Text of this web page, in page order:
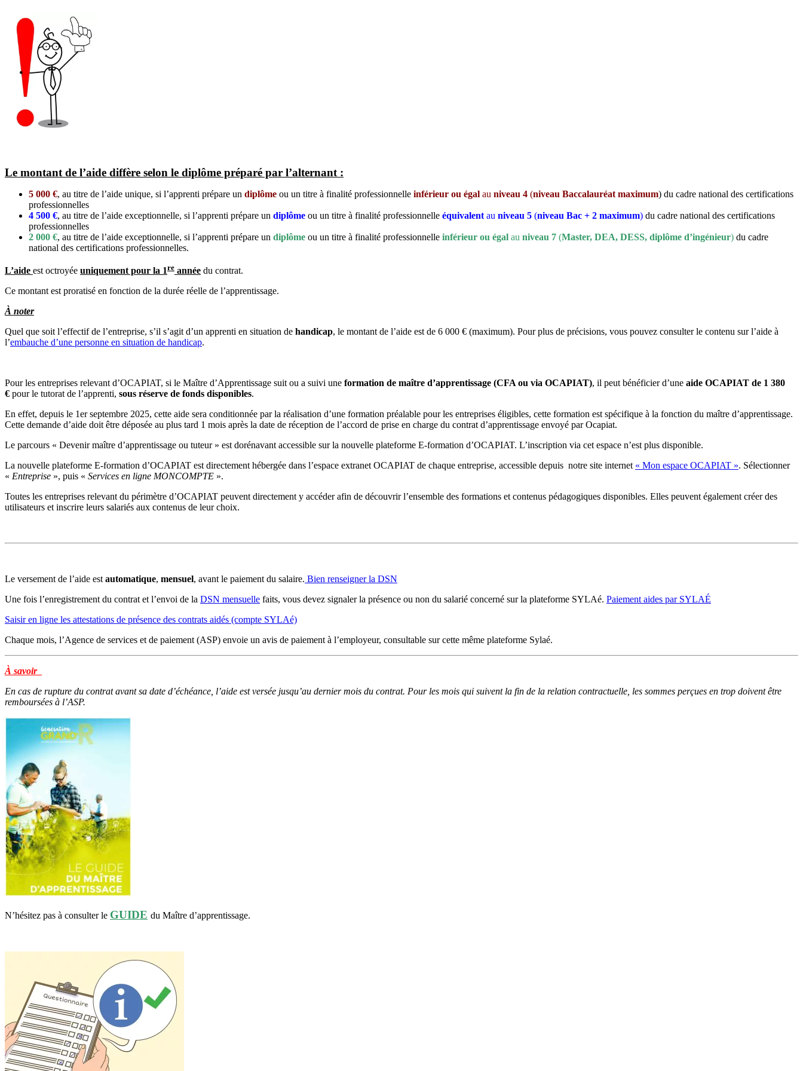
Le montant de l’aide diffère selon le diplôme préparé par l’alternant :
5 000 €, au titre de l’aide unique, si l’apprenti prépare un diplôme ou un titre à finalité professionnelle inférieur ou égal au niveau 4 (niveau Baccalauréat maximum) du cadre national des certifications
professionnelles
4 500 €, au titre de l’aide exceptionnelle, si l’apprenti prépare un diplôme ou un titre à finalité professionnelle équivalent au niveau 5 (niveau Bac + 2 maximum) du cadre national des certifications
professionnelles
2 000 €, au titre de l’aide exceptionnelle, si l’apprenti prépare un diplôme ou un titre à finalité professionnelle inférieur ou égal au niveau 7 (Master, DEA, DESS, diplôme d’ingénieur) du cadre
national des certifications professionnelles.
L’aide est octroyée uniquement pour la 1re année du contrat.
Ce montant est proratisé en fonction de la durée réelle de l’apprentissage.
À noter
Quel que soit l’effectif de l’entreprise, s’il s’agit d’un apprenti en situation de handicap, le montant de l’aide est de 6 000 € (maximum). Pour plus de précisions, vous pouvez consulter le contenu sur l’aide à
l’embauche d’une personne en situation de handicap.
Pour les entreprises relevant d’OCAPIAT, si le Maître d’Apprentissage suit ou a suivi une formation de maître d’apprentissage (CFA ou via OCAPIAT), il peut bénéficier d’une aide OCAPIAT de 1 380
€ pour le tutorat de l’apprenti, sous réserve de fonds disponibles.
En effet, depuis le 1er septembre 2025, cette aide sera conditionnée par la réalisation d’une formation préalable pour les entreprises éligibles, cette formation est spécifique à la fonction du maître d’apprentissage.
Cette demande d’aide doit être déposée au plus tard 1 mois après la date de réception de l’accord de prise en charge du contrat d’apprentissage envoyé par Ocapiat.
Le parcours « Devenir maître d’apprentissage ou tuteur » est dorénavant accessible sur la nouvelle plateforme E-formation d’OCAPIAT. L’inscription via cet espace n’est plus disponible.
La nouvelle plateforme E-formation d’OCAPIAT est directement hébergée dans l’espace extranet OCAPIAT de chaque entreprise, accessible depuis notre site internet « Mon espace OCAPIAT ». Sélectionner
« Entreprise », puis « Services en ligne MONCOMPTE ».
Toutes les entreprises relevant du périmètre d’OCAPIAT peuvent directement y accéder afin de découvrir l’ensemble des formations et contenus pédagogiques disponibles. Elles peuvent également créer des
utilisateurs et inscrire leurs salariés aux contenus de leur choix.
Le versement de l’aide est automatique, mensuel, avant le paiement du salaire. Bien renseigner la DSN
Une fois l’enregistrement du contrat et l’envoi de la DSN mensuelle faits, vous devez signaler la présence ou non du salarié concerné sur la plateforme SYLAé. Paiement aides par SYLAÉ
Saisir en ligne les attestations de présence des contrats aidés (compte SYLAé)
Chaque mois, l’Agence de services et de paiement (ASP) envoie un avis de paiement à l’employeur, consultable sur cette même plateforme Sylaé.
À savoir
En cas de rupture du contrat avant sa date d’échéance, l’aide est versée jusqu’au dernier mois du contrat. Pour les mois qui suivent la fin de la relation contractuelle, les sommes perçues en trop doivent être
remboursées à l’ASP.
N’hésitez pas à consulter le GUIDE du Maître d’apprentissage.